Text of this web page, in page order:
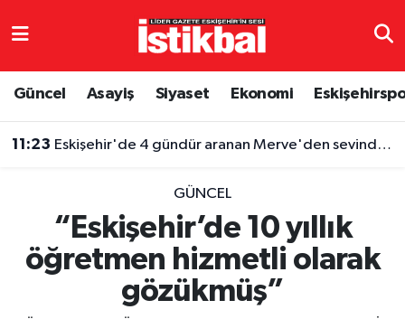
Güncel Asayiş Siyaset Ekonomi
11:23 Eskişehir'de 4 gündür aranan Merve'den sevindiren haber
GÜNCEL
“Eskişehir’de 10 yıllık
öğretmen hizmetli olarak
gözükmüş”
Eskişehirspor
Spor
Eskişehir Nöbetçi Eczaneler
TFF 3.Lig 4.Grup Puan Durumu ve Fikstür
Tüm Manşetler